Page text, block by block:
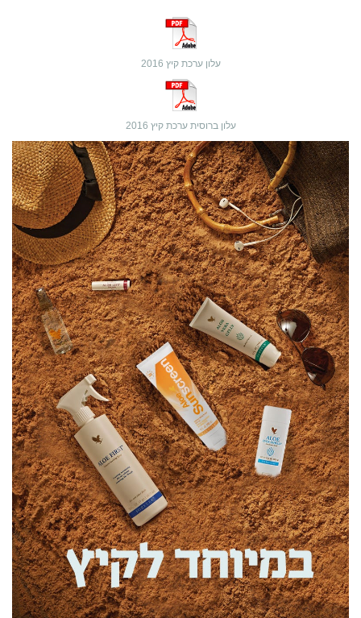
עלון ערכת קיץ 2016
עלון ברוסית ערכת קיץ 2016